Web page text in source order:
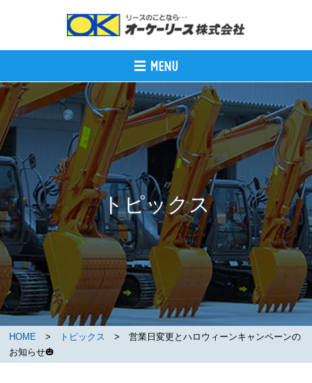
トピックス
HOME > トピックス > 営業日変更とハロウィーンキャンペーンの
お知らせ🎃